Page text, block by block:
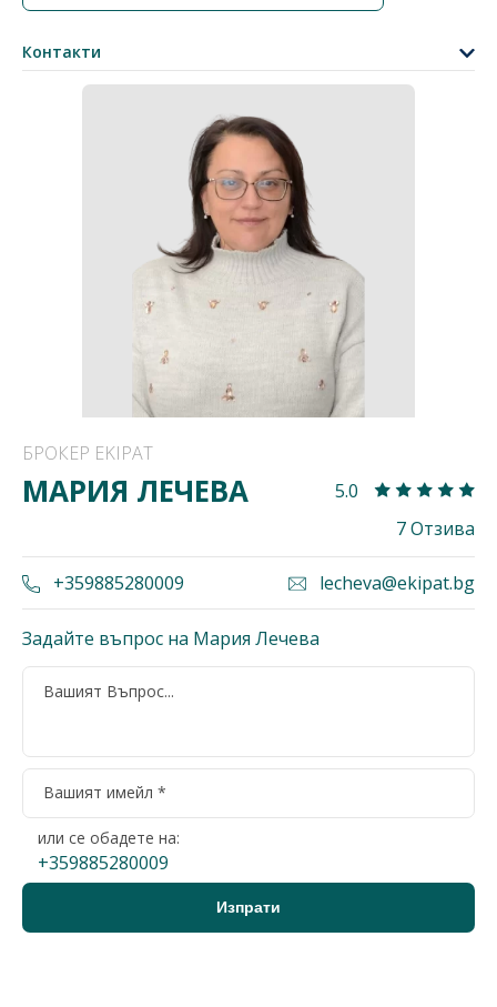
Контакти
БРОКЕР EKIPAT
МАРИЯ ЛЕЧЕВА
5.0
7 Отзива
+359885280009 lecheva@ekipat.bg
Задайте въпрос на Мария Лечева
или се обадете на:
+359885280009